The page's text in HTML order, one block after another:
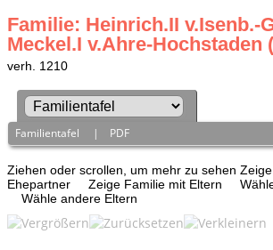
Familie: Heinrich.II v.Isenb.-
Meckel.I v.Ahre-Hochstaden
verh. 1210
Familientafel | PDF
Ziehen oder scrollen, um mehr zu sehen
Ehepartner
Zeige Familie mit Eltern
Wähle andere Eltern